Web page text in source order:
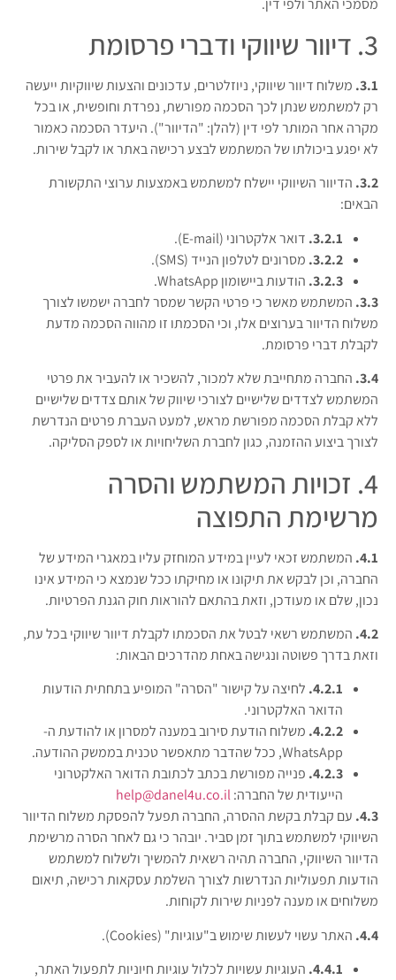
3. דיוור שיווקי ודברי פרסומת
3.1. משלוח דיוור שיווקי, ניוזלטרים, עדכונים והצעות שיווקיות ייעשה
רק למשתמש שנתן לכך הסכמה מפורשת, נפרדת וחופשית, או בכל
מקרה אחר המותר לפי דין (להלן: "הדיוור"). היעדר הסכמה כאמור
לא יפגע ביכולתו של המשתמש לבצע רכישה באתר או לקבל שירות.
3.2. הדיוור השיווקי יישלח למשתמש באמצעות ערוצי התקשורת
הבאים:
3.2.1. דואר אלקטרוני (E-mail).
3.2.2. מסרונים לטלפון הנייד (SMS).
3.2.3. הודעות ביישומון WhatsApp.
3.3. המשתמש מאשר כי פרטי הקשר שמסר לחברה ישמשו לצורך
משלוח הדיוור בערוצים אלו, וכי הסכמתו זו מהווה הסכמה מדעת
לקבלת דברי פרסומת.
3.4. החברה מתחייבת שלא למכור, להשכיר או להעביר את פרטי
המשתמש לצדדים שלישיים לצורכי שיווק של אותם צדדים שלישיים
ללא קבלת הסכמה מפורשת מראש, למעט העברת פרטים הנדרשת
לצורך ביצוע ההזמנה, כגון לחברת השליחויות או לספק הסליקה.
4. זכויות המשתמש והסרה
מרשימת התפוצה
4.1. המשתמש זכאי לעיין במידע המוחזק עליו במאגרי המידע של
החברה, וכן לבקש את תיקונו או מחיקתו ככל שנמצא כי המידע אינו
נכון, שלם או מעודכן, וזאת בהתאם להוראות חוק הגנת הפרטיות.
4.2. המשתמש רשאי לבטל את הסכמתו לקבלת דיוור שיווקי בכל עת,
וזאת בדרך פשוטה ונגישה באחת מהדרכים הבאות:
4.2.1. לחיצה על קישור "הסרה" המופיע בתחתית הודעות
הדואר האלקטרוני.
4.2.2. משלוח הודעת סירוב במענה למסרון או להודעת ה-
WhatsApp, ככל שהדבר מתאפשר טכנית בממשק ההודעה.
4.2.3. פנייה מפורשת בכתב לכתובת הדואר האלקטרוני
הייעודית של החברה:help@danel4u.co.il
4.3. עם קבלת בקשת ההסרה, החברה תפעל להפסקת משלוח הדיוור
השיווקי למשתמש בתוך זמן סביר. יובהר כי גם לאחר הסרה מרשימת
הדיוור השיווקי, החברה תהיה רשאית להמשיך ולשלוח למשתמש
הודעות תפעוליות הנדרשות לצורך השלמת עסקאות רכישה, תיאום
משלוחים או מענה לפניות שירות לקוחות.
4.4. האתר עשוי לעשות שימוש ב"עוגיות" (Cookies).
4.4.1. העוגיות עשויות לכלול עוגיות חיוניות לתפעול האתר,